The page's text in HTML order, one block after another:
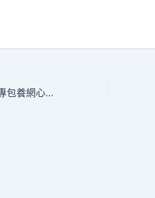
中國女隊斬獲倫敦世乒專包養網心得賽女團冠軍 完成七連冠